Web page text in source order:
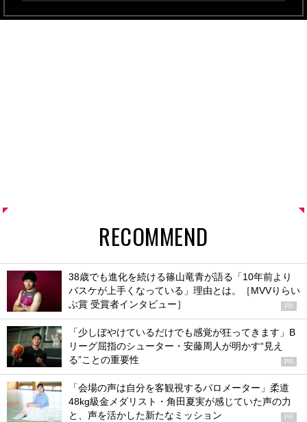
RECOMMEND
38歳でも進化を続ける篠山竜青が語る「10年前より
バスケが上手くなっている」理由とは。［MVVりらい
ぶ賞 受賞者インタビュー］
PR
「少しぼやけているだけでも感覚が狂ってきます」B
リーグ屈指のシューター・安藤周人が明かす“見え
る”ことの重要性
PR
「会場の声は自分を客観視するバロメーター」柔道
48kg級金メダリスト・角田夏実が感じていた声の力
と、声を活かした新たなミッション
PR